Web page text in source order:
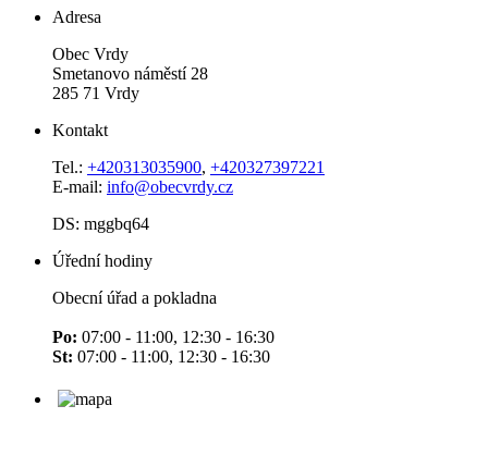
Adresa
Obec Vrdy
Smetanovo náměstí 28
285 71 Vrdy
Kontakt
Tel.: +420313035900, +420327397221
E-mail: info@obecvrdy.cz
DS: mggbq64
Úřední hodiny
Obecní úřad a pokladna
Po: 07:00 - 11:00, 12:30 - 16:30
St: 07:00 - 11:00, 12:30 - 16:30